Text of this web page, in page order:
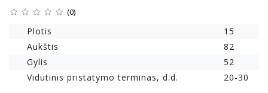
(0)
Plotis
15
Aukštis
82
Gylis
52
Vidutinis pristatymo terminas, d.d.
20-30